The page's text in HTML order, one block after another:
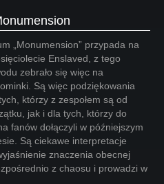
„Monumension” przypada na
Enslaved, z tego
zebrało się więc na
Są więc podziękowania
którzy z zespołem są od
jak i dla tych, którzy do
fanów dołączyli w późniejszym
Są ciekawe interpretacje
znaczenia obecnej
z chaosu i prowadzi w